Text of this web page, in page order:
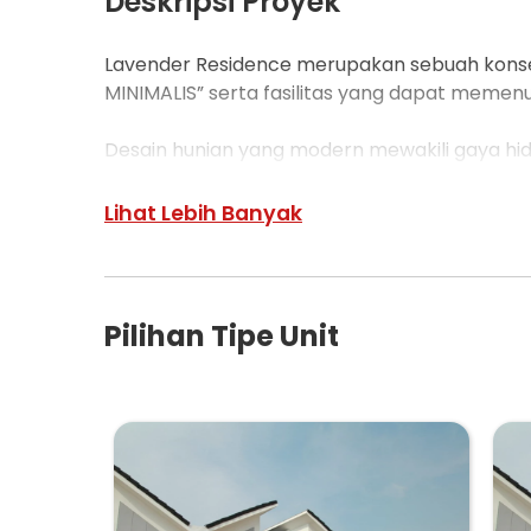
Lavender Residence merupakan sebuah
MINIMALIS” serta fasilitas yang dapat
Desain hunian yang modern mewakili gaya
Lavender Residence mengutamakan
Lihat Lebih Banyak
Pilihan Tipe Unit